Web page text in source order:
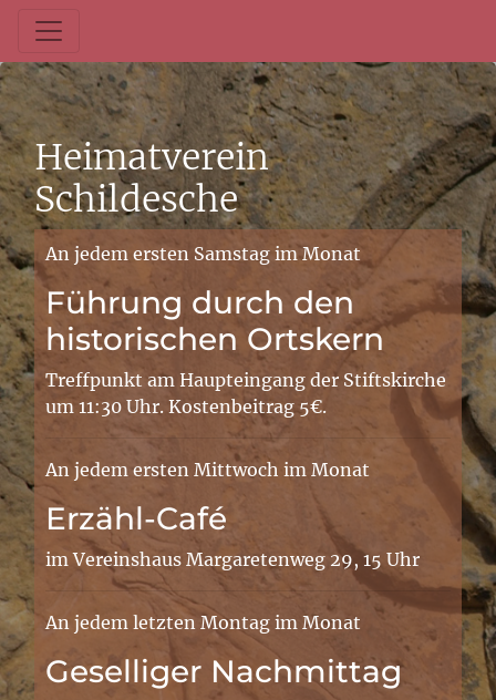
Heimatverein
Schildesche
An jedem ersten Samstag im Monat
Führung durch den
historischen Ortskern
Treffpunkt am Haupteingang der Stiftskirche
um 11:30 Uhr. Kostenbeitrag 5€.
An jedem ersten Mittwoch im Monat
Erzähl-Café
im Vereinshaus Margaretenweg 29, 15 Uhr
An jedem letzten Montag im Monat
Geselliger Nachmittag